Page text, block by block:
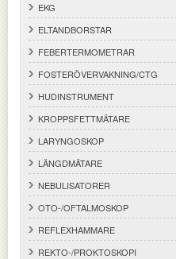
EKG
ELTANDBORSTAR
FEBERTERMOMETRAR
FOSTERÖVERVAKNING/CTG
HUDINSTRUMENT
KROPPSFETTMÄTARE
LARYNGOSKOP
LÄNGDMÄTARE
NEBULISATORER
OTO-/OFTALMOSKOP
REFLEXHAMMARE
REKTO-/PROKTOSKOPI